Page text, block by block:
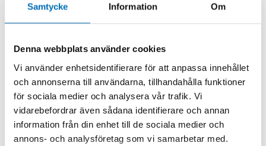
Samtycke Information Om
Denna webbplats använder cookies
Vi använder enhetsidentifierare för att anpassa innehållet
och annonserna till användarna, tillhandahålla funktioner
för sociala medier och analysera vår trafik. Vi
vidarebefordrar även sådana identifierare och annan
information från din enhet till de sociala medier och
annons- och analysföretag som vi samarbetar med.